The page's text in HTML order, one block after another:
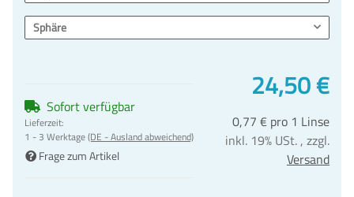
Sphäre
24,50 €
0,77 € pro 1 Linse
inkl. 19% USt. , zzgl.
Versand
Sofort verfügbar
Lieferzeit:
1 - 3 Werktage(DE - Ausland abweichend)
Frage zum Artikel